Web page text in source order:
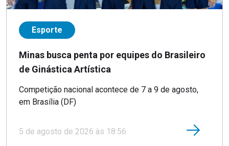
Esporte
Minas busca penta por equipes do Brasileiro
de Ginástica Artística
Competição nacional acontece de 7 a 9 de agosto,
em Brasília (DF)
5 de agosto de 2026 às 18:56